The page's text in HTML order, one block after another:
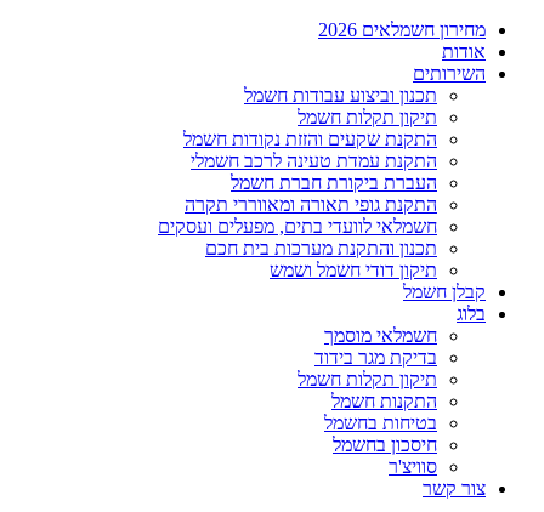
מחירון חשמלאים 2026
אודות
השירותים
תכנון וביצוע עבודות חשמל
תיקון תקלות חשמל
התקנת שקעים והזזת נקודות חשמל
התקנת עמדת טעינה לרכב חשמלי
העברת ביקורת חברת חשמל
התקנת גופי תאורה ומאווררי תקרה
חשמלאי לוועדי בתים, מפעלים ועסקים
תכנון והתקנת מערכות בית חכם
תיקון דודי חשמל ושמש
קבלן חשמל
בלוג
חשמלאי מוסמך
בדיקת מגר בידוד
תיקון תקלות חשמל
התקנות חשמל
בטיחות בחשמל
חיסכון בחשמל
סוויצ'ר
צור קשר